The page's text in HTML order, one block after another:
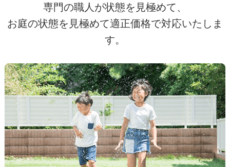
専門の職人が状態を見極めて、
お庭の状態を見極めて適正価格で対応いたしま
す。